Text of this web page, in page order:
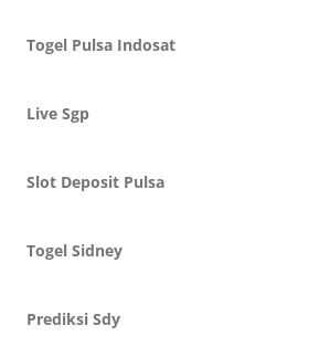
Togel Pulsa Indosat
Live Sgp
Slot Deposit Pulsa
Togel Sidney
Prediksi Sdy